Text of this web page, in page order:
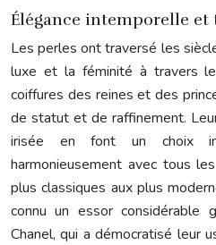
Élégance intemporelle et
Les perles ont traversé les
luxe et la féminité à travers
coiffures des reines et des
de statut et de raffinement.
irisée en font un choix
harmonieusement avec tous
plus classiques aux plus
connu un essor considérable
Chanel, qui a démocratisé leur